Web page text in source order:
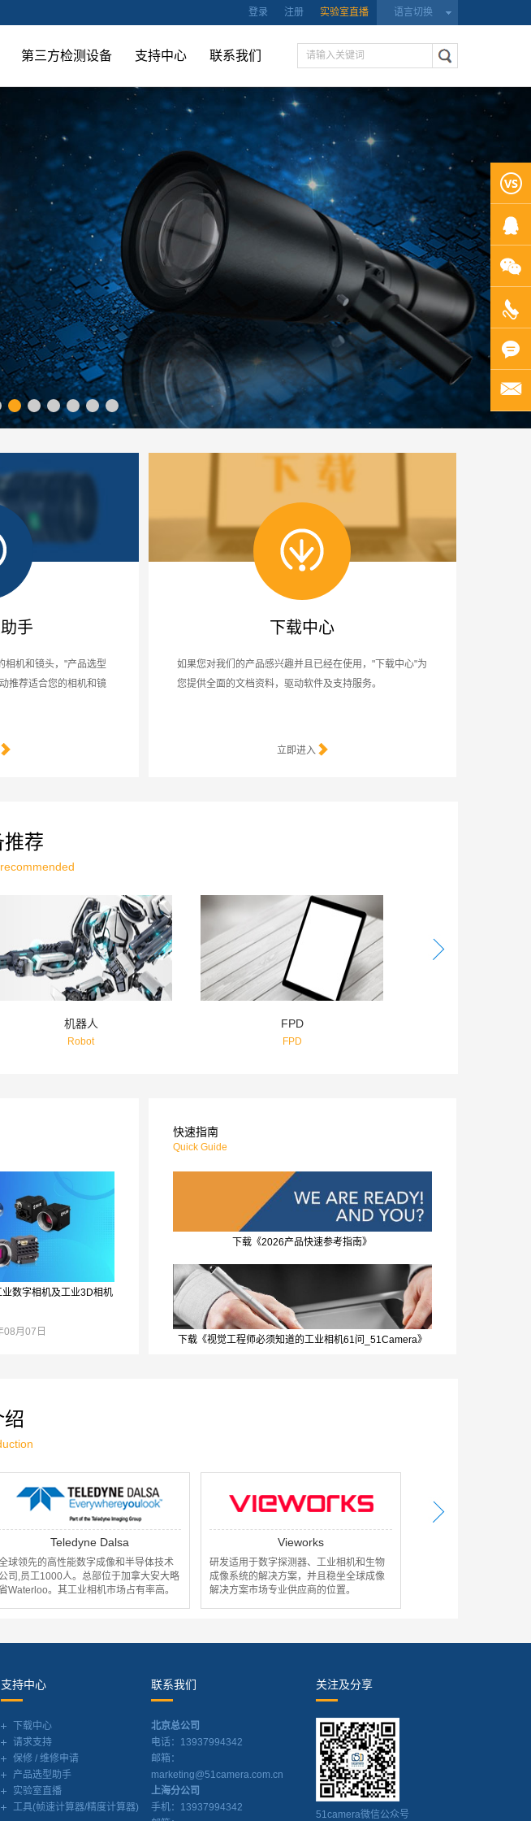
语言切换
登录 注册 实验室直播
第三方检测设备 支持中心 联系我们
手
相机和镜头，"产品选型
推荐适合您的相机和镜
下载中心
如果您对我们的产品感兴趣并且已经在使用，"下载中心"为
您提供全面的文档资料，驱动软件及支持服务。
立即进入
荐
Automobile-And-Parts
数字相机及工业3D相机
08月07日
快速指南
Quick Guide
下载《2026产品快速参考指南》
下载《视觉工程师必须知道的工业相机61问_51Camera》
绍
Vieworks
研发适用于数字探测器、工业相机和生物
成像系统的解决方案，并且稳坐全球成像
解决方案市场专业供应商的位置。
Teledyne Lumenera
全球领先的高性能数码工业相机和用于工
业和科学应用的定制和OEM成像解决方案
的开发商和制造商。
支持中心
下载中心
请求支持
保修 / 维修申请
产品选型助手
实验室直播
工具(帧速计算器/精度计算器)
联系我们
北京总公司
电话：13937994342
邮箱：
marketing@51camera.com.cn
上海分公司
手机：13937994342
关注及分享
51camera微信公众号